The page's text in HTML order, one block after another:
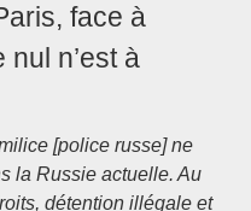
face à
nul n’est à
[police russe] ne
la Russie actuelle. Au
détention illégale et